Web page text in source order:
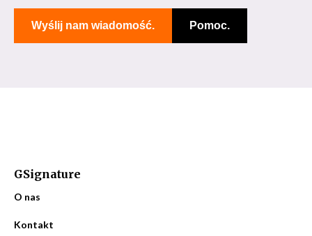
Wyślij nam wiadomość. Pomoc.
GSignature
O nas
Kontakt